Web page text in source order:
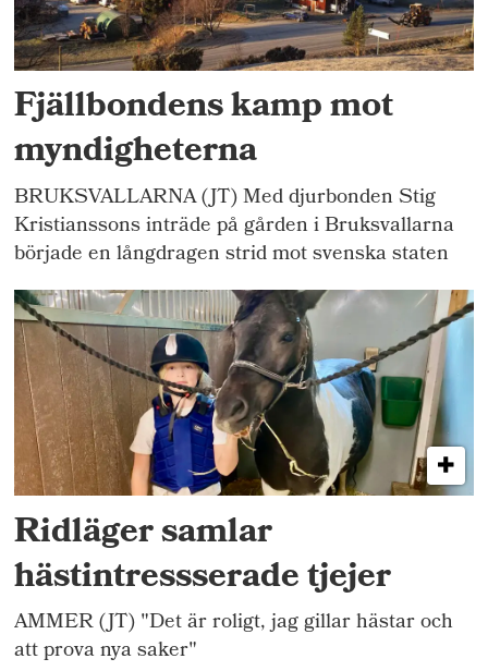
Fjällbondens kamp mot
myndigheterna
BRUKSVALLARNA (JT) Med djurbonden Stig
Kristianssons inträde på gården i Bruksvallarna
började en långdragen strid mot svenska staten
Ridläger samlar
hästintressserade tjejer
AMMER (JT) "Det är roligt, jag gillar hästar och
att prova nya saker"